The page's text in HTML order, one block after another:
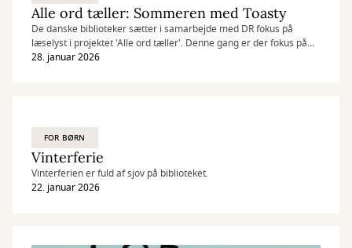
Alle ord tæller: Sommeren med Toasty
De danske biblioteker sætter i samarbejde med DR fokus på
læselyst i projektet 'Alle ord tæller'. Denne gang er der fokus på
serien 'Sommeren med Toasty'. Den handler om tre søskende,
28. januar 2026
FOR BØRN
Vinterferie
Vinterferien er fuld af sjov på biblioteket.
22. januar 2026